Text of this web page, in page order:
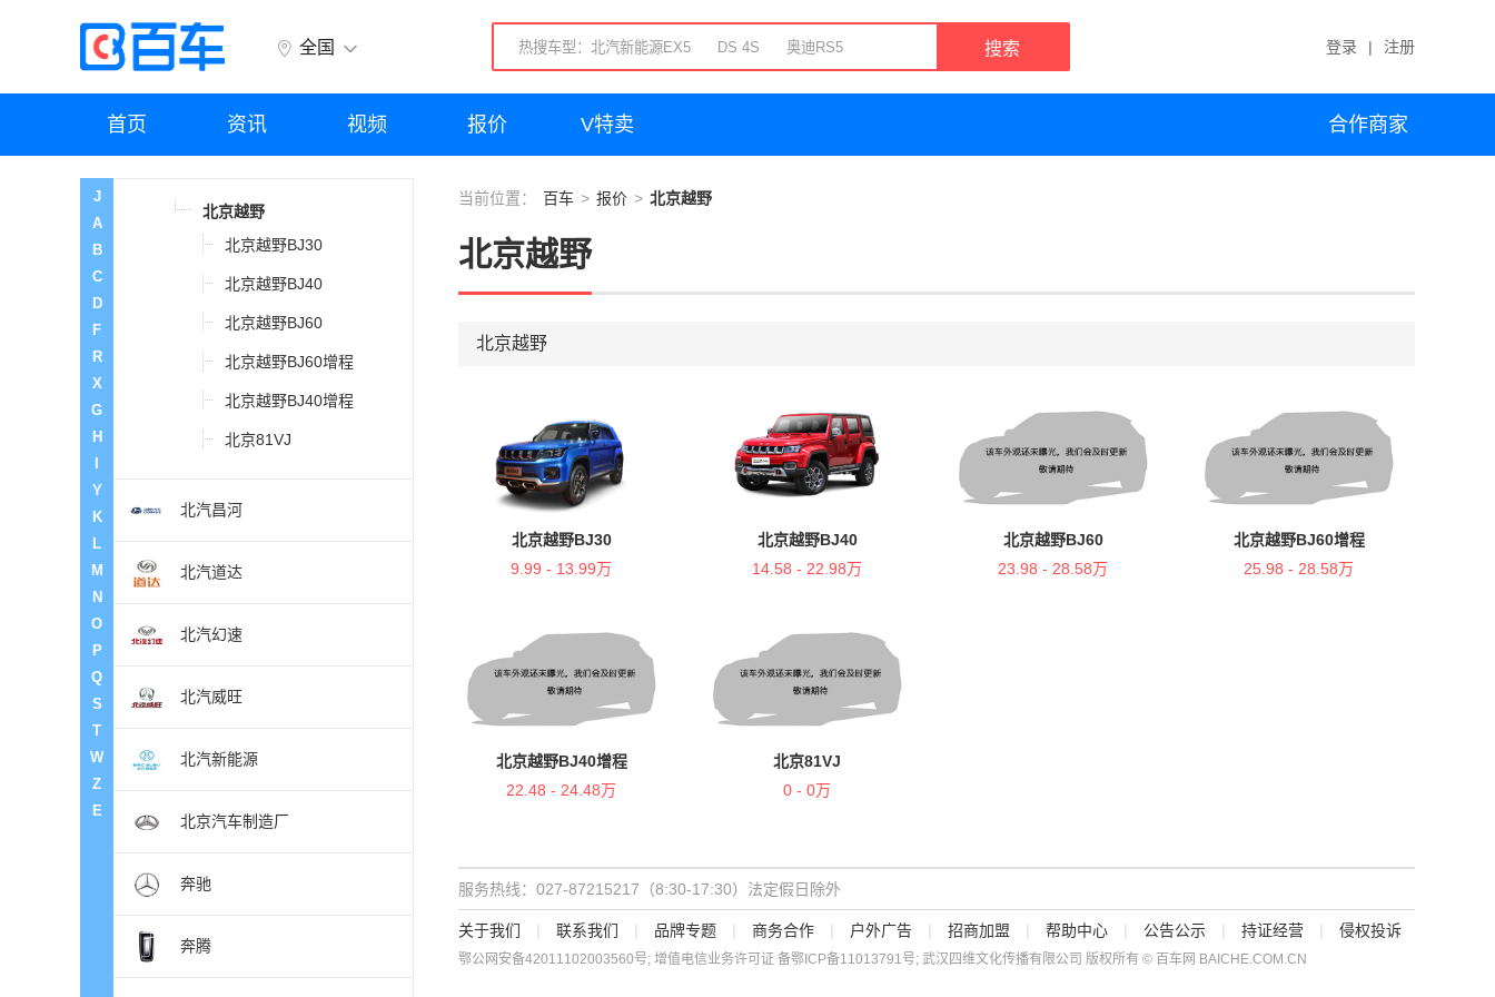
全国 搜索 登录 | 注册
首页 资讯 视频 报价 V特卖 合作商家
J
A
B
C
D
F
R
X
G
H
Y
K
L
M
N
O
P
Q
S
T
W
Z
E
宝沃
北京越野
北京越野BJ30
北京越野BJ40
北京越野BJ60
北京越野BJ60增程
北京越野BJ40增程
北京81VJ
北汽昌河
北汽道达
北汽幻速
北汽威旺
北汽新能源
北京汽车制造厂
奔驰
奔腾
当前位置： 百车 报价 北京越野
北京越野
北京越野
北京越野BJ30
9.99 - 13.99万
北京越野BJ40
14.58 - 22.98万
北京越野BJ60
23.98 - 28.58万
北京越野BJ60增程
25.98 - 28.58万
北京越野BJ40增程
22.48 - 24.48万
北京81VJ
0 - 0万
服务热线：027-87215217（8:30-17:30）法定假日除外
关于我们 | 联系我们 | 品牌专题 | 商务合作 | 户外广告 | 招商加盟 | 帮助中心 | 公告公示 | 持证经营 | 侵权投诉
鄂公网安备42011102003560号; 增值电信业务许可证 备鄂ICP备11013791号; 武汉四维文化传播有限公司 版权所有 © 百车网 BAICHE.COM.CN